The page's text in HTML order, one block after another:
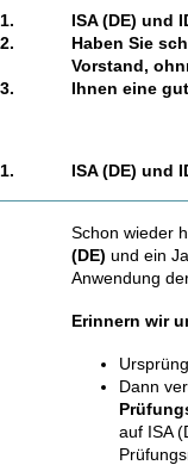
1.
ISA (DE) und
2.
Haben Sie
Vorstand,
3.
Ihnen eine
1. ISA (DE) und
Schon wieder
(DE) und ein
Anwendung
Erinnern wir
Dann
auf ISA